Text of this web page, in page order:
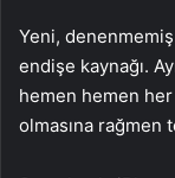
Yeni,
endişe kaynağı.
hemen hemen
olmasına rağmen